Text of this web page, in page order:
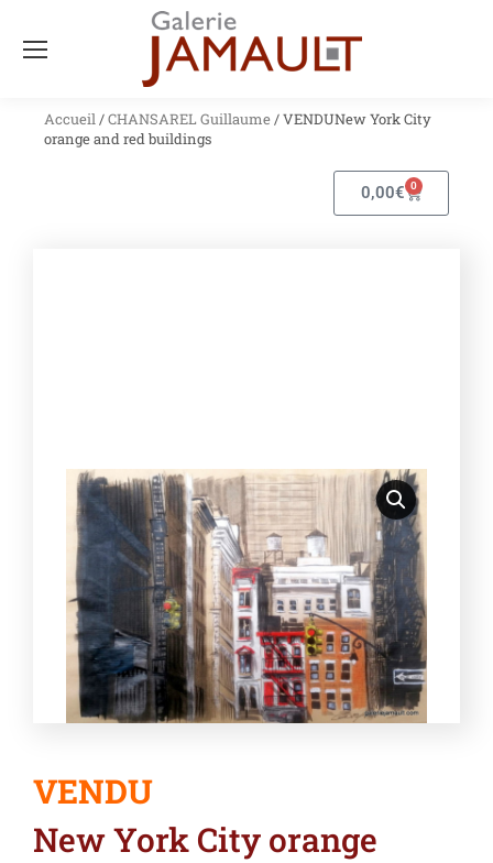
Accueil/CHANSAREL Guillaume/ VENDUNew York City
orange and red buildings
0,00€ 0
VENDU
New York City orange